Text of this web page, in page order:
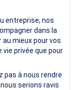
entreprise, nos
dans la
mieux pour vos
privée que pour
pas à nous rendre
serions ravis